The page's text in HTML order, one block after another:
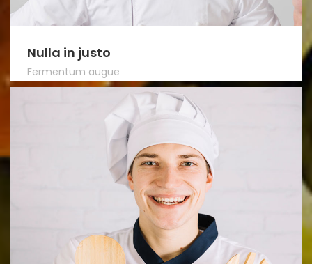
Nulla in justo
Fermentum augue